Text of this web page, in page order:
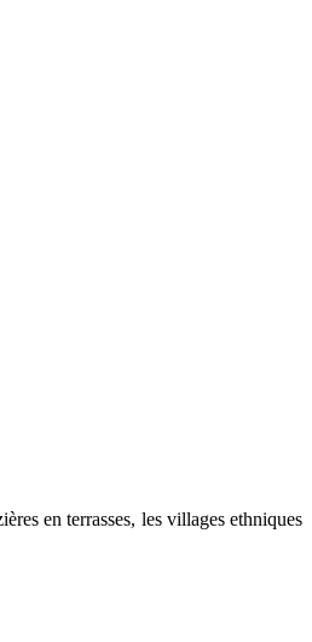
en terrasses, les villages ethniques